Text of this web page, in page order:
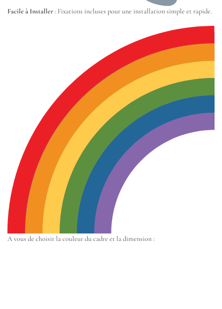
Facile à Installer: Fixations incluses pour une installation simple et rapide.
A vous de choisir la couleur du cadre et la dimension :